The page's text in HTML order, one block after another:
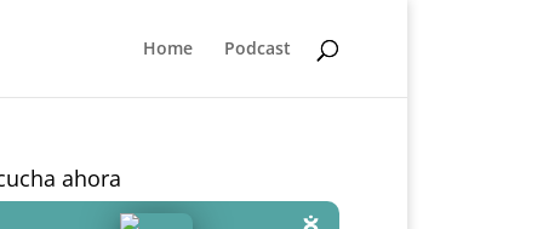
Home Podcast
ahora